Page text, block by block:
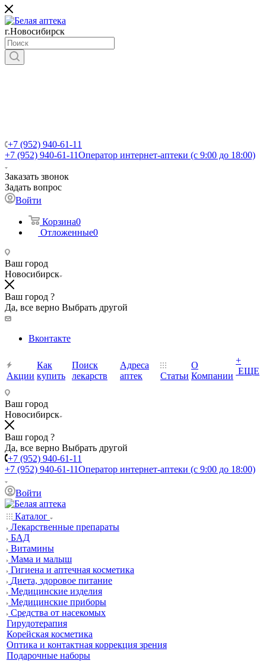
г.Новосибирск
+7 (952) 940-61-11
+7 (952) 940-61-11Оператор интернет-аптеки (с 9:00 до 18:00)
Заказать звонок
Задать вопрос
Войти
Корзина0
Отложенные0
Ваш город
Новосибирск
Ваш город ?
Да, все верно Выбрать другой
Вконтакте
Акции
Как
купить
Поиск
лекарств
Адреса
аптек
Статьи
О
Компании
+
ЕЩЕ
Ваш город
Новосибирск
Ваш город ?
Да, все верно Выбрать другой
+7 (952) 940-61-11
+7 (952) 940-61-11Оператор интернет-аптеки (с 9:00 до 18:00)
Войти
Каталог
Лекарственные препараты
БАД
Витамины
Мама и малыш
Гигиена и аптечная косметика
Диета, здоровое питание
Медицинские изделия
Медицинские приборы
Средства от насекомых
Гирудотерапия
Корейская косметика
Оптика и контактная коррекция зрения
Подарочные наборы